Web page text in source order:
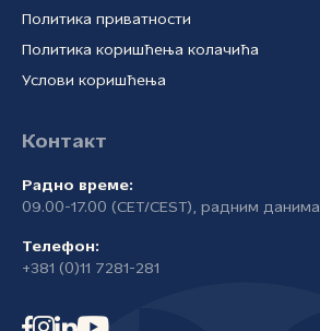
Политика приватности
Политика коришћења колачића
Услови коришћења
Контакт
Радно време:
09.00-17.00 (CET/CEST), радним данима
Телефон:
+381 (0)11 7281-281